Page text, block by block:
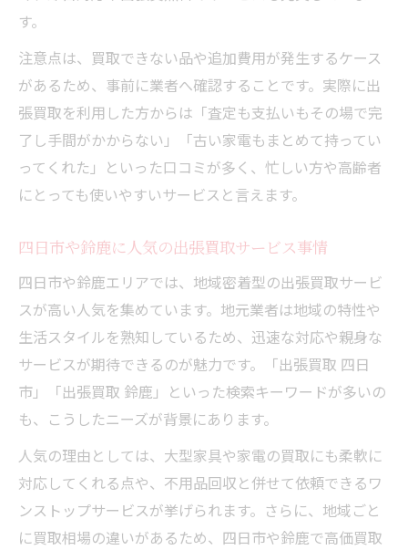
す。
注意点は、買取できない品や追加費用が発生するケース
があるため、事前に業者へ確認することです。実際に出
張買取を利用した方からは「査定も支払いもその場で完
了し手間がかからない」「古い家電もまとめて持ってい
ってくれた」といった口コミが多く、忙しい方や高齢者
にとっても使いやすいサービスと言えます。
四日市や鈴鹿に人気の出張買取サービス事情
四日市や鈴鹿エリアでは、地域密着型の出張買取サービ
スが高い人気を集めています。地元業者は地域の特性や
生活スタイルを熟知しているため、迅速な対応や親身な
サービスが期待できるのが魅力です。「出張買取 四日
市」「出張買取 鈴鹿」といった検索キーワードが多いの
も、こうしたニーズが背景にあります。
人気の理由としては、大型家具や家電の買取にも柔軟に
対応してくれる点や、不用品回収と併せて依頼できるワ
ンストップサービスが挙げられます。さらに、地域ごと
に買取相場の違いがあるため、四日市や鈴鹿で高価買取